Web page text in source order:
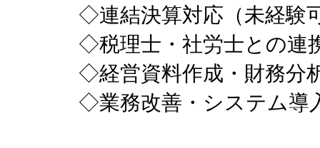
◇連結決算対応（未経験
◇税理士・社労士との連
◇経営資料作成・財務分
◇業務改善・システム導